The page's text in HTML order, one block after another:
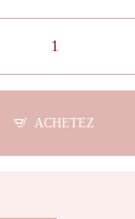
ACHETEZ